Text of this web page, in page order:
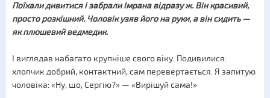
Поїхали дивитися і забрали Імрана відразу ж. Він красивий,
просто розкішний. Чоловік узяв його на руки, а він сидить —
як плюшевий ведмедик.
І виглядав набагато крупніше свого віку. Подивилися:
хлопчик добрий, контактний, сам перевертається. Я запитую
чоловіка: «Ну, що, Сергію?» — «Вирішуй сама!»